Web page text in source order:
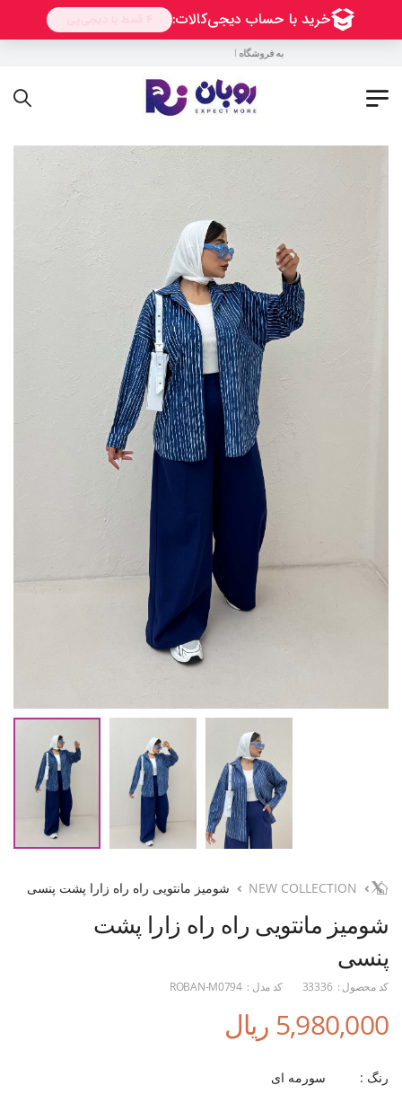
به فروشگاه اینترنتی روبان خوش آمدید !
NEW COLLECTION شومیز مانتویی راه راه زارا پشت پنسی
شومیز مانتویی راه راه زارا پشت
پنسی
کد محصول : 33336 کد مدل : ROBAN-M0794
5,980,000 ریال
رنگ : سورمه ای